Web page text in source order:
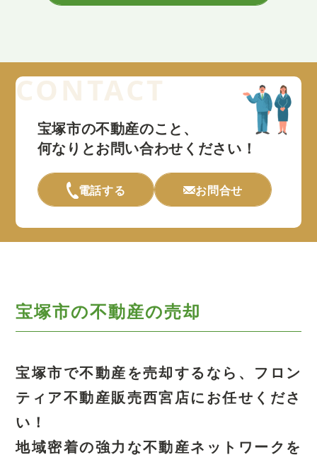
宝塚市の不動産のこと、
何なりとお問い合わせください！
電話する お問合せ
宝塚市の不動産の売却
宝塚市で不動産を売却するなら、 フロン
ティア不動産販売西宮店にお任せくださ
い！
地域密着の強力な不動産ネットワークを